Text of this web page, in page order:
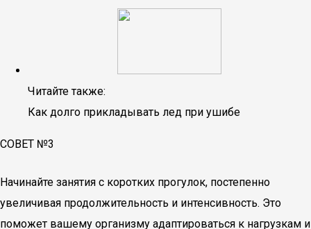
Читайте также:
Как долго прикладывать лед при ушибе
СОВЕТ №3
Начинайте занятия с коротких прогулок, постепенно
увеличивая продолжительность и интенсивность. Это
поможет вашему организму адаптироваться к нагрузкам и